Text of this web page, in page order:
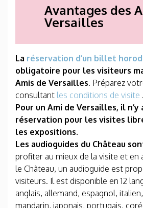
Avantages des
Versailles
La réservation d’un billet
obligatoire pour les visiteurs
Amis de Versailles. Préparez
consultant les conditions de visite .
Pour un Ami de Versailles, il n’y
réservation pour les visites
les expositions.
Les audioguides du Château
profiter au mieux de la visite et en
le Château, un audioguide est
visiteurs. Il est disponible en 12
anglais, allemand, espagnol,
mandarin, japonais, portugais,